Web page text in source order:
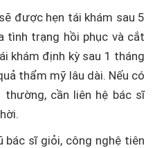
được hẹn tái khám sau 5
tình trạng hồi phục và cắt
khám định kỳ sau 1 tháng
thẩm mỹ lâu dài. Nếu có
cần liên hệ bác sĩ
sĩ giỏi, công nghệ tiên